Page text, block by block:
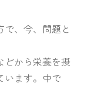
、今、問題と
どから栄養を摂
います。中で